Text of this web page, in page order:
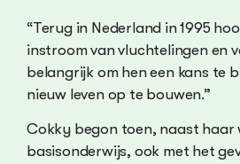
“Terug in Nederland in 1995
instroom van vluchtelingen en
belangrijk om hen een kans te
nieuw leven op te bouwen.”
Cokky begon toen, naast haar
basisonderwijs, ook met het